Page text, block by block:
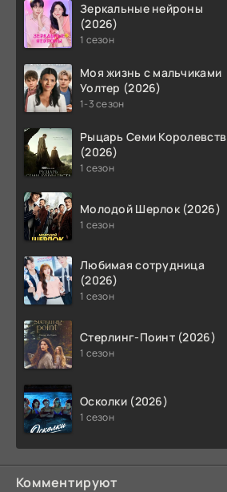
Зеркальные нейроны
(2026)
1 сезон
Моя жизнь с мальчиками
Уолтер (2026)
1-3 сезон
Рыцарь Семи Королевств
(2026)
1 сезон
Молодой Шерлок (2026)
1 сезон
Любимая сотрудница
(2026)
1 сезон
Стерлинг-Поинт (2026)
1 сезон
Осколки (2026)
1 сезон
Комментируют